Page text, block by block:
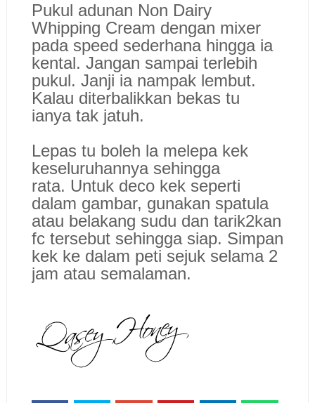
Pukul adunan Non Dairy
Whipping Cream dengan mixer
pada speed sederhana hingga ia
kental. Jangan sampai terlebih
pukul. Janji ia nampak lembut.
Kalau diterbalikkan bekas tu
ianya tak jatuh.
Lepas tu boleh la melepa kek
keseluruhannya sehingga
rata. Untuk deco kek seperti
dalam gambar, gunakan spatula
atau belakang sudu dan tarik2kan
fc tersebut sehingga siap. Simpan
kek ke dalam peti sejuk selama 2
jam atau semalaman.